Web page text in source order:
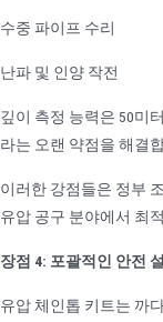
수중 파이프 수리
난파 및 인양 작전
깊이 측정 능력은 50미
라는 오랜 약점을 해결
이러한 강점들은 정부
유압 공구 분야에서 최
장점 4: 포괄적인 안전
유압 체인톱 키트는 까